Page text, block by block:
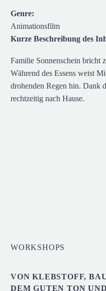
Genre:
Animationsfilm
Kurze Beschreibung des
Familie Sonnenschein bricht
Während des Essens weist
drohenden Regen hin. Dank
rechtzeitig nach Hause.
WORKSHOPS
VON KLEBSTOFF,
DEM GUTEN TON